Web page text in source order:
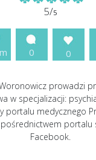
5/5
0 0
prowadzi
w specjalizacji:
portalu medycznego
portalu
Facebook.